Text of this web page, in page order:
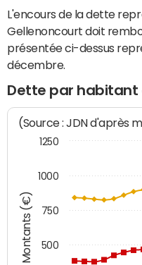
L'encours de la dette
Gellenoncourt doit
présentée ci-dessus
décembre.
Dette par habitant
Montants (€)
(Source : JDN d'après
500
750
1000
1250